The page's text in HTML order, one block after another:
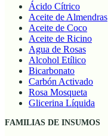
Ácido Cítrico
Aceite de Almendras
Aceite de Coco
Aceite de Ricino
Agua de Rosas
Alcohol Etílico
Bicarbonato
Carbón Activado
Rosa Mosqueta
Glicerina Líquida
FAMILIAS DE INSUMOS